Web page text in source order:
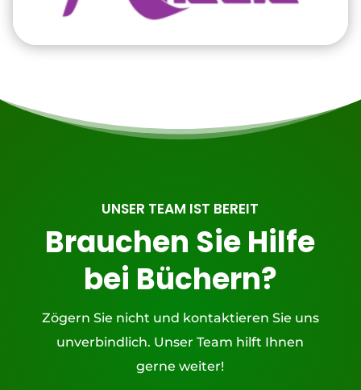
UNSER TEAM IST BEREIT
Brauchen Sie Hilfe
bei Büchern?
Zögern Sie nicht und kontaktieren Sie uns
unverbindlich. Unser Team hilft Ihnen
gerne weiter!